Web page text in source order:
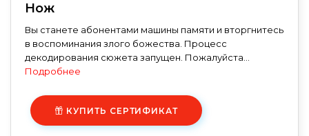
Нож
Вы станете абонентами машины памяти и вторгнитесь
в воспоминания злого божества. Процесс
декодирования сюжета запущен. Пожалуйста...
Подробнее
КУПИТЬ СЕРТИФИКАТ